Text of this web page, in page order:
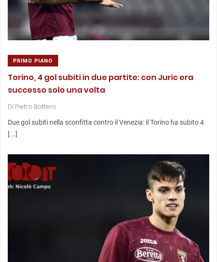
PRIMO PIANO
Torino, 4 gol subiti in due partite: con Juric era
successo solo una volta
Di Pietro Bottero
Due gol subiti nella sconfitta contro il Venezia: il Torino ha subito 4
[...]